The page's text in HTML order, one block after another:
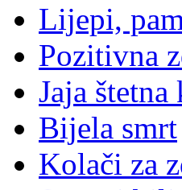
Lijepi,
Pozitivna
Jaja štetna
Bijela smrt
Kolači za